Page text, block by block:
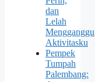
dan
Lelah
Mengganggu
Aktivitasku
Pempek
Tumpah
Palembang: